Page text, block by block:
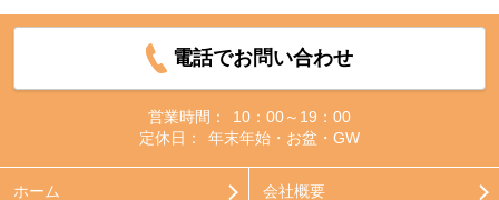
電話でお問い合わせ
営業時間：
10：00～19：00
定休日：
年末年始・お盆・GW
ホーム 会社概要